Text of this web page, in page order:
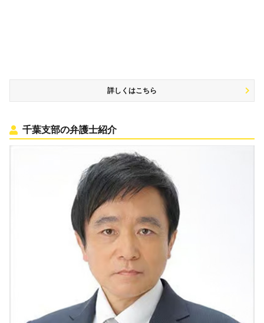
詳しくはこちら
千葉支部の弁護士紹介